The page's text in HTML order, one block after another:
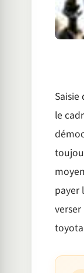
le
payer